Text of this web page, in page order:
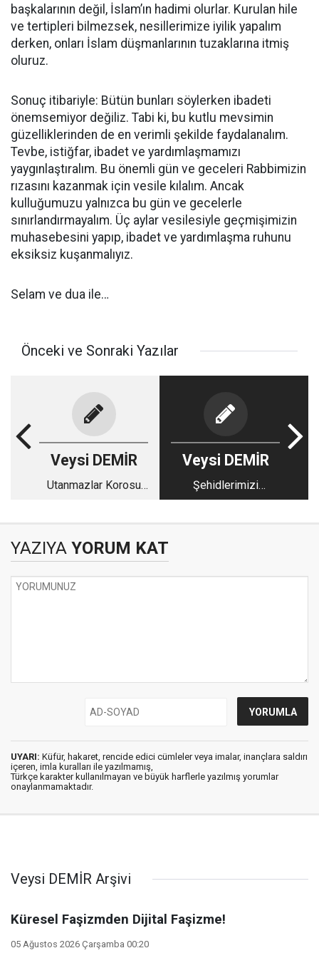
başkalarının değil, İslam’ın hadimi olurlar. Kurulan hile
ve tertipleri bilmezsek, nesillerimize iyilik yapalım
derken, onları İslam düşmanlarının tuzaklarına itmiş
oluruz.
Sonuç itibariyle: Bütün bunları söylerken ibadeti
önemsemiyor değiliz. Tabi ki, bu kutlu mevsimin
güzelliklerinden de en verimli şekilde faydalanalım.
Tevbe, istiğfar, ibadet ve yardımlaşmamızı
yaygınlaştıralım. Bu önemli gün ve geceleri Rabbimizin
rızasını kazanmak için vesile kılalım. Ancak
kulluğumuzu yalnızca bu gün ve gecelerle
sınırlandırmayalım. Üç aylar vesilesiyle geçmişimizin
muhasebesini yapıp, ibadet ve yardımlaşma ruhunu
eksiksiz kuşanmalıyız.
Selam ve dua ile…
Önceki ve Sonraki Yazılar
Veysi DEMİR
Utanmazlar Korosu
Veysi DEMİR
Şehidlerimizi
Gençlerimize
YAZIYA YORUM KAT
UYARI: Küfür, hakaret, rencide edici cümleler veya imalar, inançlara saldırı
içeren, imla kuralları ile yazılmamış,
Türkçe karakter kullanılmayan ve büyük harflerle yazılmış yorumlar
onaylanmamaktadır.
Veysi DEMİR Arşivi
Küresel Faşizmden Dijital Faşizme!
05 Ağustos 2026 Çarşamba 00:20